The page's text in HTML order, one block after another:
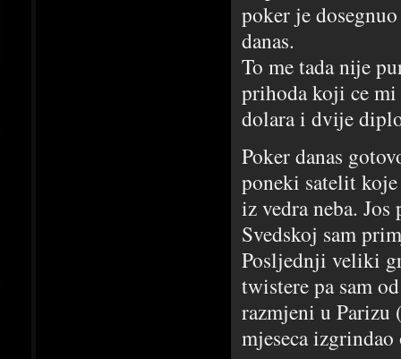
poker je
danas.
To me tada nije
prihoda koji ce mi
dolara i dvije
Poker danas
poneki satelit
iz vedra neba.
Svedskoj sam
Posljednji veliki
twistere pa sam
razmjeni u Parizu
mjeseca